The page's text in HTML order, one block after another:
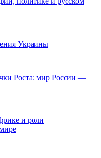
Украины
Роста: мир России —
и роли